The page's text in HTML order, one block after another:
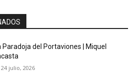
Paradoja del Portaviones | Miquel
24 julio, 2026